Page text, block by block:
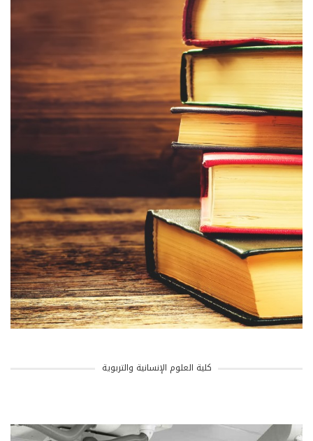
كلية العلوم الإنسانية والتربوية